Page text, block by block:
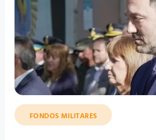
FONDOS MILITARES
Luis Petri y la causa